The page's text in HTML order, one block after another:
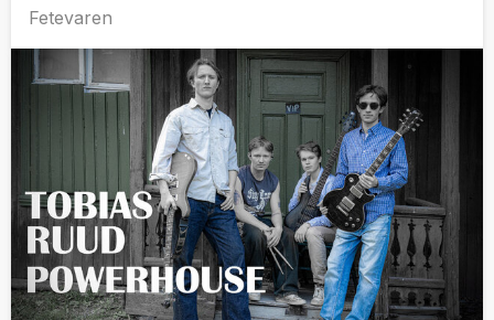
Fetevaren